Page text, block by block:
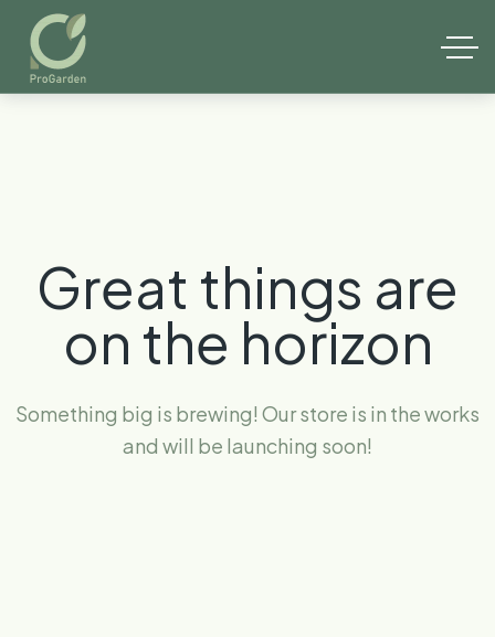
Great things are
on the horizon
Something big is brewing! Our store is in the works
and will be launching soon!